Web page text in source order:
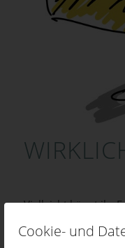
Cookie- und
Vielleicht könnt ihr
Internet. Weil die